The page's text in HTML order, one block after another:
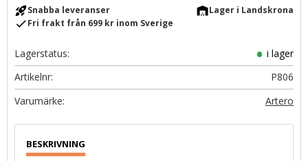
rocket_launchSnabba leveranser warehouseLager i Landskrona
checkFri frakt från 699 kr inom Sverige
Lagerstatus
i lager
Artikelnr
P806
Artero